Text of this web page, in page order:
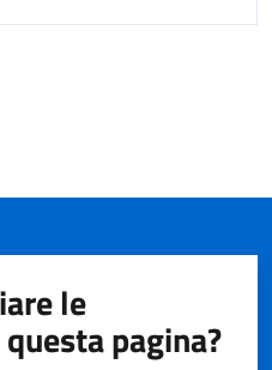
le
pagina?